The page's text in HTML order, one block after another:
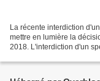
La récente interdiction
mettre en lumière la
2018. L'interdiction d'un